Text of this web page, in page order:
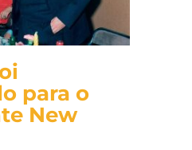
para o
New